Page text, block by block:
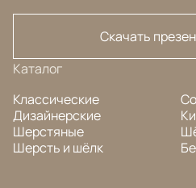
Скачать
Каталог
Классические
Дизайнерские
Шерстяные
Шерсть и шёлк